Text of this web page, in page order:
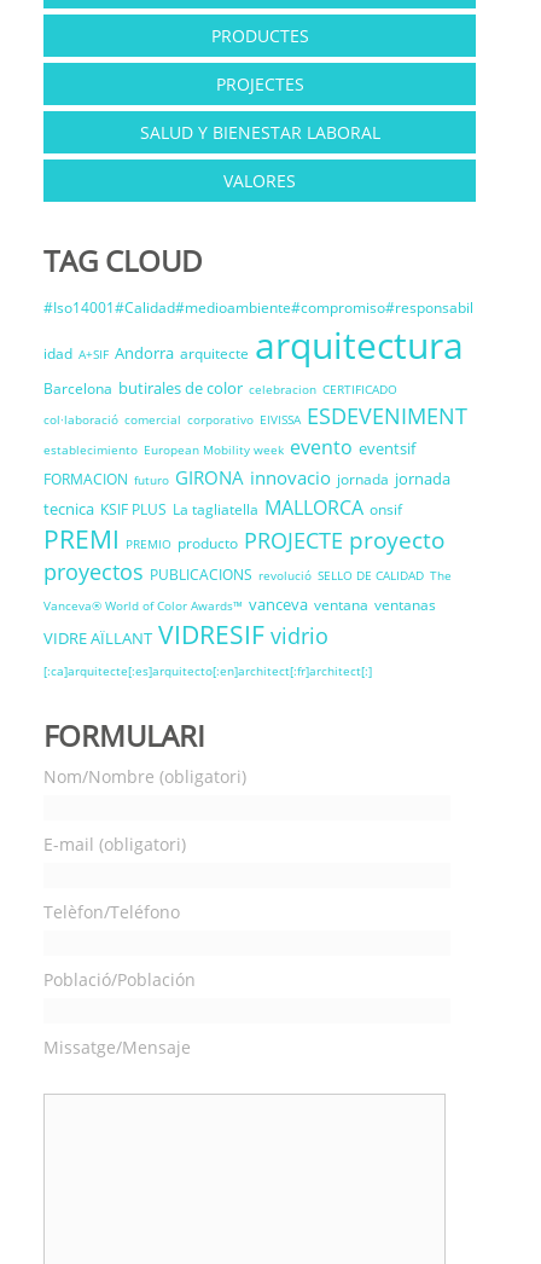
PRODUCTES
PROJECTES
SALUD Y BIENESTAR LABORAL
VALORES
TAG CLOUD
#Iso14001#Calidad#medioambiente#compromiso#responsabil
idad A+SIF Andorra arquitecte arquitectura
Barcelona butirales de color celebracion CERTIFICADO
col·laboració comercial corporativo EIVISSA ESDEVENIMENT
establecimiento European Mobility week evento eventsif
FORMACION futuro GIRONA innovacio jornada jornada
tecnica KSIF PLUS La tagliatella MALLORCA onsif
PREMI PREMIO producto PROJECTE proyecto
proyectos PUBLICACIONS revolució SELLO DE CALIDAD The
Vanceva® World of Color Awards™ vanceva ventana ventanas
VIDRE AÏLLANT VIDRESIF vidrio
[:ca]arquitecte[:es]arquitecto[:en]architect[:fr]architect[:]
FORMULARI
Nom/Nombre (obligatori)
E-mail (obligatori)
Telèfon/Teléfono
Població/Población
Missatge/Mensaje